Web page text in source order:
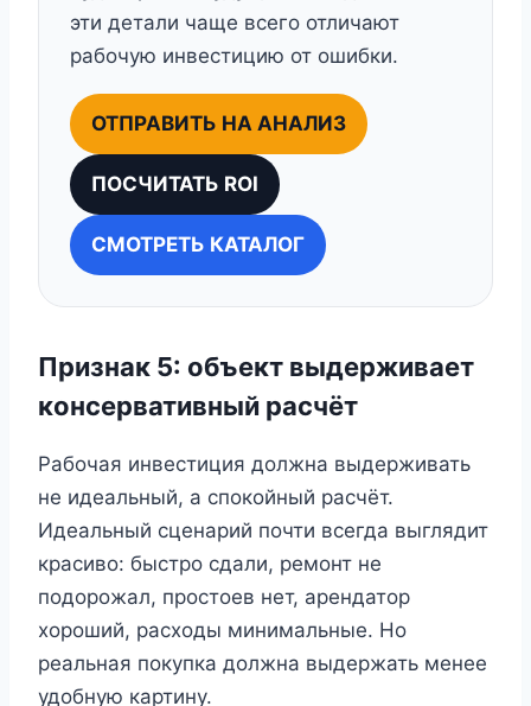
эти детали чаще всего отличают
рабочую инвестицию от ошибки.
ОТПРАВИТЬ НА АНАЛИЗ
ПОСЧИТАТЬ ROI
СМОТРЕТЬ КАТАЛОГ
Признак 5: объект выдерживает
консервативный расчёт
Рабочая инвестиция должна выдерживать
не идеальный, а спокойный расчёт.
Идеальный сценарий почти всегда выглядит
красиво: быстро сдали, ремонт не
подорожал, простоев нет, арендатор
хороший, расходы минимальные. Но
реальная покупка должна выдержать менее
удобную картину.